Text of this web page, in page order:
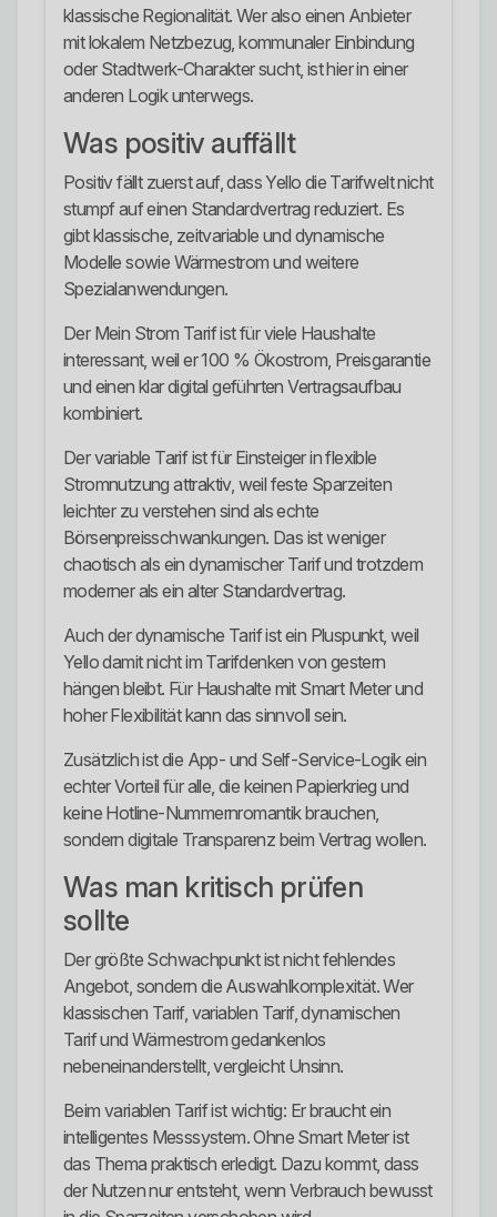
klassische Regionalität. Wer also einen Anbieter
mit lokalem Netzbezug, kommunaler Einbindung
oder Stadtwerk-Charakter sucht, ist hier in einer
anderen Logik unterwegs.
Was positiv auffällt
Positiv fällt zuerst auf, dass Yello die Tarifwelt nicht
stumpf auf einen Standardvertrag reduziert. Es
gibt klassische, zeitvariable und dynamische
Modelle sowie Wärmestrom und weitere
Spezialanwendungen.
Der Mein Strom Tarif ist für viele Haushalte
interessant, weil er 100 % Ökostrom, Preisgarantie
und einen klar digital geführten Vertragsaufbau
kombiniert.
Der variable Tarif ist für Einsteiger in flexible
Stromnutzung attraktiv, weil feste Sparzeiten
leichter zu verstehen sind als echte
Börsenpreisschwankungen. Das ist weniger
chaotisch als ein dynamischer Tarif und trotzdem
moderner als ein alter Standardvertrag.
Auch der dynamische Tarif ist ein Pluspunkt, weil
Yello damit nicht im Tarifdenken von gestern
hängen bleibt. Für Haushalte mit Smart Meter und
hoher Flexibilität kann das sinnvoll sein.
Zusätzlich ist die App- und Self-Service-Logik ein
echter Vorteil für alle, die keinen Papierkrieg und
keine Hotline-Nummernromantik brauchen,
sondern digitale Transparenz beim Vertrag wollen.
Was man kritisch prüfen
sollte
Der größte Schwachpunkt ist nicht fehlendes
Angebot, sondern die Auswahlkomplexität. Wer
klassischen Tarif, variablen Tarif, dynamischen
Tarif und Wärmestrom gedankenlos
nebeneinanderstellt, vergleicht Unsinn.
Beim variablen Tarif ist wichtig: Er braucht ein
intelligentes Messsystem. Ohne Smart Meter ist
das Thema praktisch erledigt. Dazu kommt, dass
der Nutzen nur entsteht, wenn Verbrauch bewusst